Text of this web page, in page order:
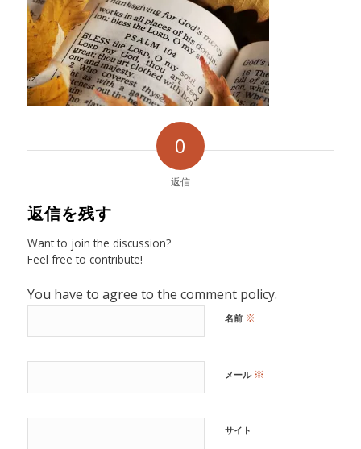
0
返信
返信を残す
Want to join the discussion?
Feel free to contribute!
You have to agree to the comment policy.
名前 ※
メール ※
サイト